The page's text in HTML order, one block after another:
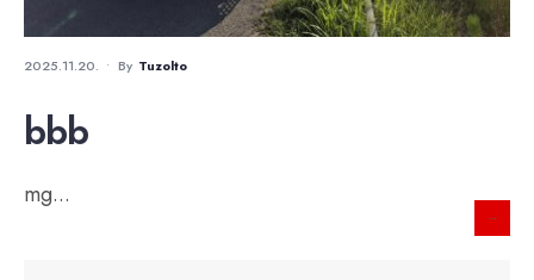
2025.11.20. • By Tuzolto
bbb
mg...
→